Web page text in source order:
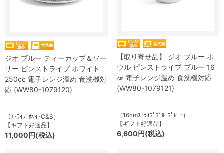
ジオ ブルー ティーカップ＆ソー
サー ピンストライプ ホワイト
250cc 電子レンジ温め 食洗機対
応 (WW80-1079120)
（ｽﾄﾗｲﾌﾟﾎﾜｲﾄC&S）
【ギフト好適品】
11,000円(税込)
【取り寄せ品】 ジオ ブルー ボ
ウル ピンストライプ ブルー 16
㎝ 電子レンジ温め 食洗機対応
(WW80-1079121)
（16cmｽﾄﾗｲﾌﾟﾌﾞﾙｰﾌﾟﾚｰﾄ）
【ギフト好適品】
6,600円(税込)